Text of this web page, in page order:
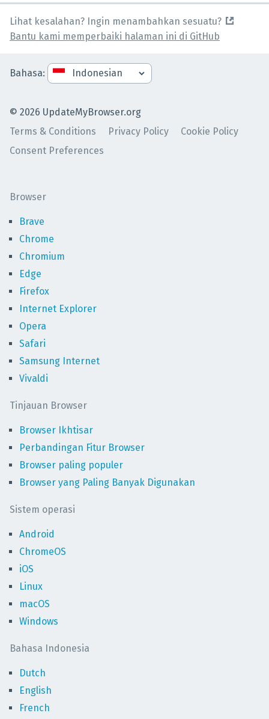
Lihat kesalahan? Ingin menambahkan sesuatu?
Bantu kami memperbaiki halaman ini di GitHub
© 2026 UpdateMyBrowser.org
Terms & Conditions
Privacy Policy
Cookie Policy
Consent Preferences
Bahasa:
Browser
Brave
Chrome
Chromium
Edge
Firefox
Internet Explorer
Opera
Safari
Samsung Internet
Vivaldi
Tinjauan Browser
Browser Ikhtisar
Perbandingan Fitur Browser
Browser paling populer
Browser yang Paling Banyak Digunakan
Sistem operasi
Android
ChromeOS
iOS
Linux
macOS
Windows
Bahasa Indonesia
Dutch
English
French